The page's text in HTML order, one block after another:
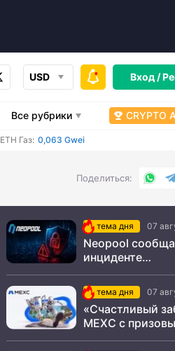
USD Вход /
Все рубрики CRYPTO
ETH Газ: 0,063 Gwei
Поделиться
тема дня 07
Neopool
инциденте
безопасности
тема дня 07
«Счастливый
MEXC с